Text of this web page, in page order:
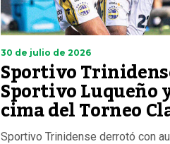
30 de julio de 2026
Sportivo
Sportivo Luqueño
cima del Torneo
Sportivo Trinidense derrotó con